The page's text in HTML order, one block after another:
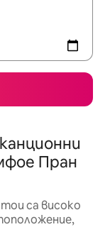
Пран
са високо